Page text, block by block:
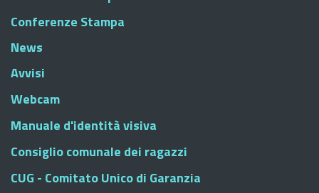
Conferenze Stampa
News
Avvisi
Webcam
Manuale d'identità visiva
Consiglio comunale dei ragazzi
CUG - Comitato Unico di Garanzia